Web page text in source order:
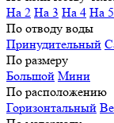
На 2 На 3 На 4 На 5
По отводу воды
Принудительный
По размеру
Большой Мини
По расположению
Горизонтальный